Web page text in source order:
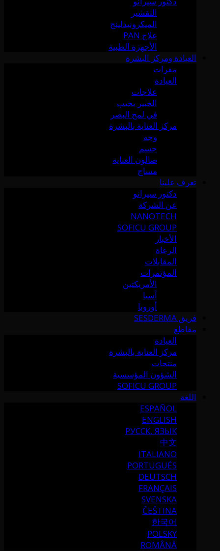
التقشير
الميكرونيدلينج
علاج PAN
الأجهزة الطبية
العيادة ومركز البشرة
مقرات
العيادة
علاجات
الخبير يجيب
في لمح البصر
مركز العناية بالبشرة
وجه
جسم
صالون العناية
مساج
تعرف علينا
دكتور سيرانو
عن الشركة
NANOTECH
SOFICU GROUP
الأخبار
الرعاة
المقابلات
المؤتمرات
الأمريكتين
آسيا
أوروبا
فريق SESDERMA
مقاطع
العيادة
مركز العناية بالبشرة
منتجات
الشؤون المؤسسية
SOFICU GROUP
اللغة
ESPAÑOL
ENGLISH
РУССК. ЯЗЫК
中文
ITALIANO
PORTUGUÉS
DEUTSCH
FRANÇAIS
SVENSKA
ČEŠTINA
한국어
POLSKY
ROMÂNĂ